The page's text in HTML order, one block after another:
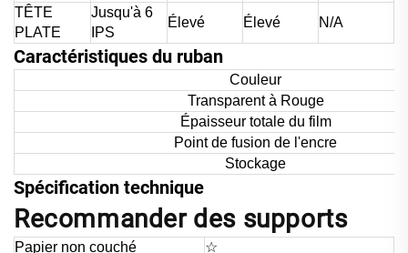
Caractéristiques du ruban
TÊTE
PLATE
Jusqu'à 6
IPS
Élevé Élevé N/A
Spécification technique
Couleur
Transparent à Rouge
Épaisseur totale du film
Point de fusion de l'encre
Stockage
Recommander des supports
Papier non couché
☆